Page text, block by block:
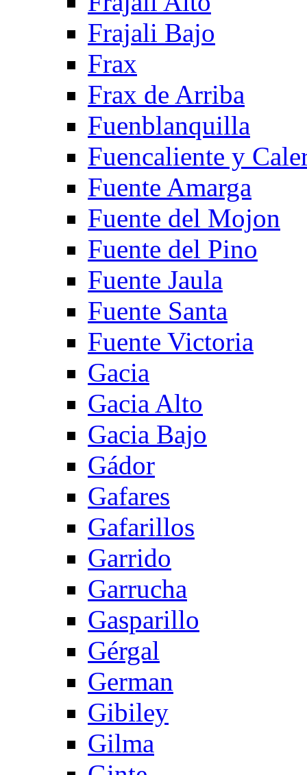
Frajali Bajo
Frax
Frax de Arriba
Fuenblanquilla
Fuencaliente y
Fuente Amarga
Fuente del Mojon
Fuente del Pino
Fuente Jaula
Fuente Santa
Fuente Victoria
Gacia
Gacia Alto
Gacia Bajo
Gádor
Gafares
Gafarillos
Garrido
Garrucha
Gasparillo
Gérgal
German
Gibiley
Gilma